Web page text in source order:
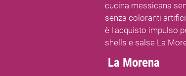
cucina messicana
senza coloranti
è l'acquisto impulso
shells e salse La
La Morena